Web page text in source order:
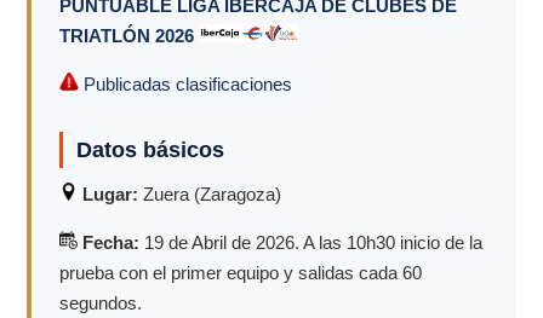
PUNTUABLE LIGA IBERCAJA DE CLUBES DE
TRIATLÓN 2026
Publicadas clasificaciones
Datos básicos
Lugar: Zuera (Zaragoza)
Fecha: 19 de Abril de 2026. A las 10h30 inicio de la
prueba con el primer equipo y salidas cada 60
segundos.